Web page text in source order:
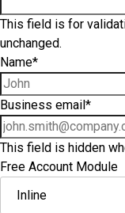
This field is for
unchanged.
Name*
Business email *
This field is hidden
Free Account Module